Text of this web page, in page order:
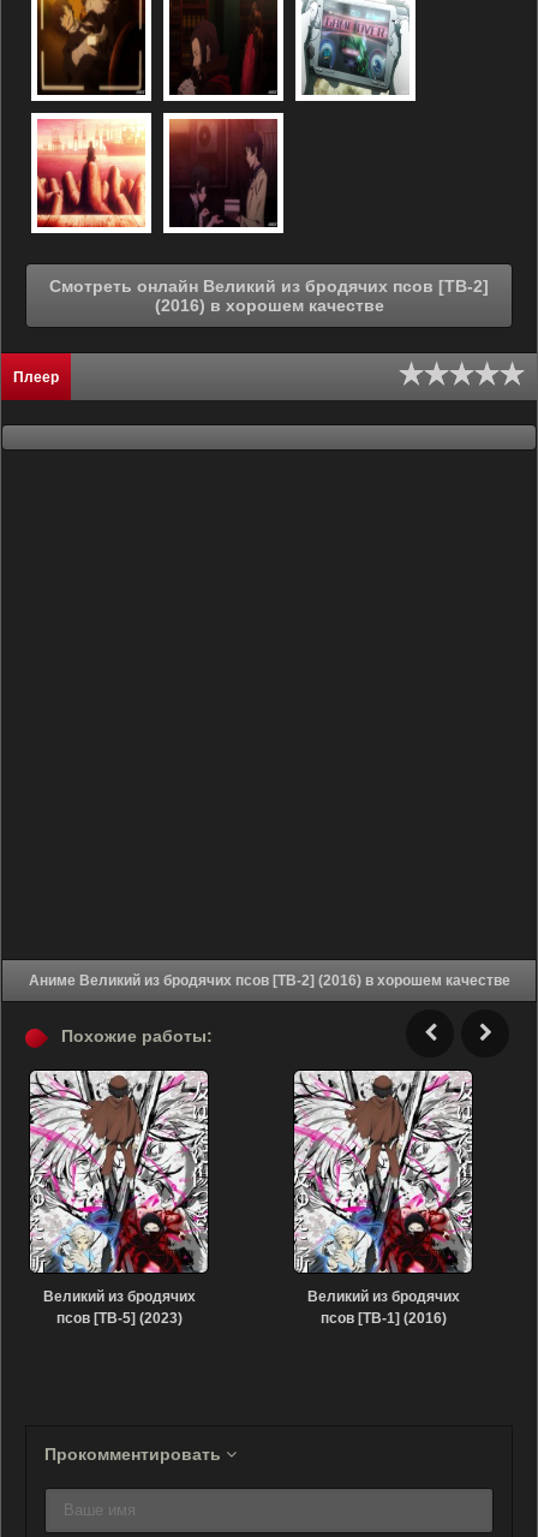
Смотреть онлайн Великий из бродячих псов [ТВ-2]
(2016) в хорошем качестве
Плеер
Аниме Великий из бродячих псов [ТВ-2] (2016) в хорошем качестве
Похожие работы:
Великий из бродячих
псов [ТВ-5] (2023)
Великий из бродячих
псов [ТВ-1] (2016)
Прокомментировать